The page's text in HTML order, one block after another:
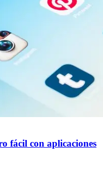
fácil con aplicaciones